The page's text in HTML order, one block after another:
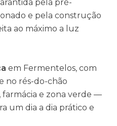
pela pré-
e pela construção
ao máximo a luz
em Fermentelos, com
no rés-do-chão
e zona verde —
um dia a dia prático e